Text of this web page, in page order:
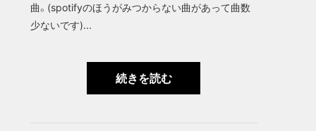
曲。(spotifyのほうがみつからない曲があって曲数
少ないです)...
続きを読む